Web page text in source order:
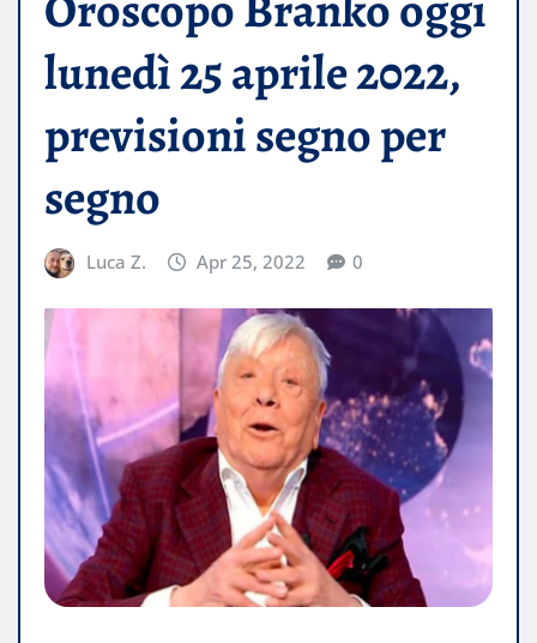
lunedì 25 aprile 2022,
previsioni segno per
segno
Luca Z. Apr 25, 2022 0